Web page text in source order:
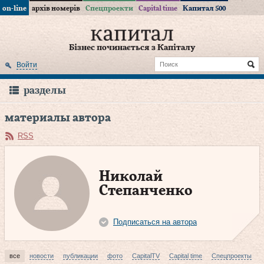
on-line архів номерів Спецпроекти Capital time Капитал 500
Бізнес починається з Капіталу
Войти
разделы
материалы автора
RSS
Николай
Степанченко
Подписаться на автора
все новости публикации фото CapitalTV Capital time
Спецпроекты